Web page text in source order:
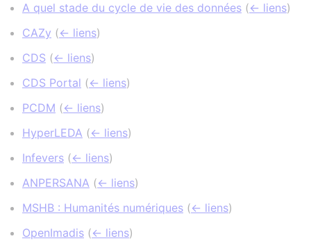
A quel stade du cycle de vie des données (← liens)
CAZy (← liens)
CDS (← liens)
CDS Portal (← liens)
PCDM (← liens)
HyperLEDA (← liens)
Infevers (← liens)
ANPERSANA (← liens)
MSHB : Humanités numériques (← liens)
OpenImadis (← liens)